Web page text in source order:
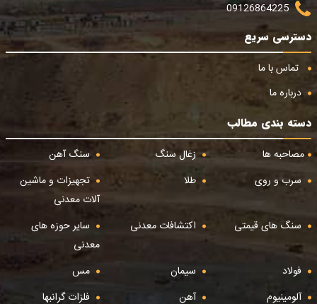
09126864225
دسترسی سریع
تماس با ما
درباره ما
دسته بندی مطالب
مصاحبه ها
زغال سنگ
سنگ آهن
سرب و روی
طلا
تجهیزات و ماشین
آلات معدنی
سنگ های قیمتی
اکتشافات معدنی
سایر حوزه های
معدنی
فولاد
سیمان
مس
آلومینیوم
آهن فلزات گرانبها